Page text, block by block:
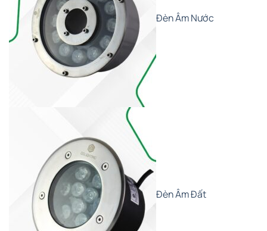
Đèn Âm Nước
Đèn Âm Đất